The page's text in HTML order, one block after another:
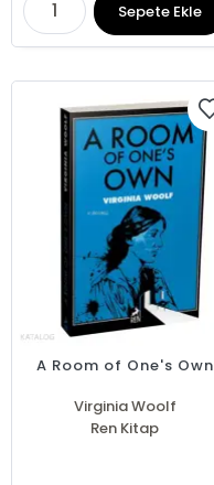
Sepete Ekle
A Room of One's Own
Virginia Woolf
Ren Kitap